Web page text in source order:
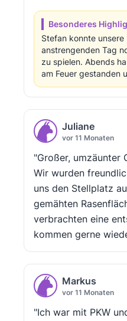
Besonderes
Stefan konnte unsere
anstrengenden Tag
zu spielen. Abends
am Feuer gestanden
Juliane
vor 11 Monaten
"Großer, umzäunter
Wir wurden
uns den Stellplatz
gemähten
verbrachten eine
kommen gerne
Markus
vor 11 Monaten
"Ich war mit PKW